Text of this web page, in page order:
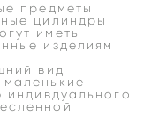
предметы
цилиндры
иметь
изделиям
вид
индивдуального